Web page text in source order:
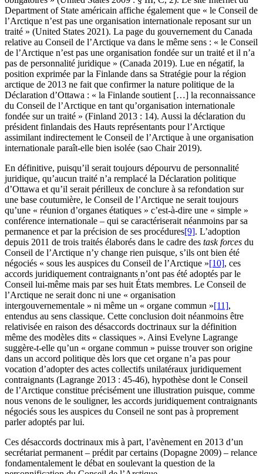
Department of State américain affiche également que « le Conseil de
l’Arctique n’est pas une organisation internationale reposant sur un
traité » (United States 2021). La page du gouvernement du Canada
relative au Conseil de l’Arctique va dans le même sens : « le Conseil
de l’Arctique n’est pas une organisation fondée sur un traité et il n’a
pas de personnalité juridique » (Canada 2019). Lue en négatif, la
position exprimée par la Finlande dans sa Stratégie pour la région
arctique de 2013 ne fait que confirmer la nature politique de la
Déclaration d’Ottawa : « la Finlande soutient […] la reconnaissance
du Conseil de l’Arctique en tant qu’organisation internationale
fondée sur un traité » (Finland 2013 : 14). Aussi la déclaration du
président finlandais des Hauts représentants pour l’Arctique
assimilant indirectement le Conseil de l’Arctique à une organisation
internationale paraît-elle bien isolée (sao Chair 2019).
En définitive, puisqu’il serait toujours dépourvu de personnalité
juridique, qu’aucun traité n’a remplacé la Déclaration politique
d’Ottawa et qu’il serait périlleux de conclure à sa refondation sur
une base coutumière, le Conseil de l’Arctique ne serait toujours
qu’une « réunion d’organes étatiques » c’est-à-dire une « simple »
conférence internationale – qui se caractériserait néanmoins par sa
permanence et par la précision de ses procédures[9]. L’adoption
depuis 2011 de trois traités élaborés dans le cadre des task forces du
Conseil de l’Arctique n’y change rien puisque, s’ils ont bien été
négociés « sous les auspices du Conseil de l’Arctique »[10], ces
accords juridiquement contraignants n’ont pas été adoptés par le
Conseil lui-même mais par ses huit États membres. Le Conseil de
l’Arctique ne serait donc ni une « organisation
intergouvernementale » ni même un « organe commun »[11],
entendus au sens classique. Cette conclusion doit néanmoins être
relativisée en raison des désaccords doctrinaux sur la définition
même des modèles dits « classiques ». Ainsi Evelyne Lagrange
suggère-t-elle qu’un « organe commun » puisse trouver son origine
dans un accord politique dès lors que cet organe n’a pas pour
vocation d’adopter des actes collectifs unilatéraux juridiquement
contraignants (Lagrange 2013 : 45-46), hypothèse dont le Conseil
de l’Arctique constitue précisément une illustration puisque, comme
nous venons de le souligner, les accords juridiquement contraignants
négociés sous les auspices du Conseil ne sont pas à proprement
parler adoptés par lui.
Ces désaccords doctrinaux mis à part, l’avènement en 2013 d’un
secrétariat permanent – prédit par certains (Dopagne 2009) – relance
fondamentalement le débat en soulevant la question de la